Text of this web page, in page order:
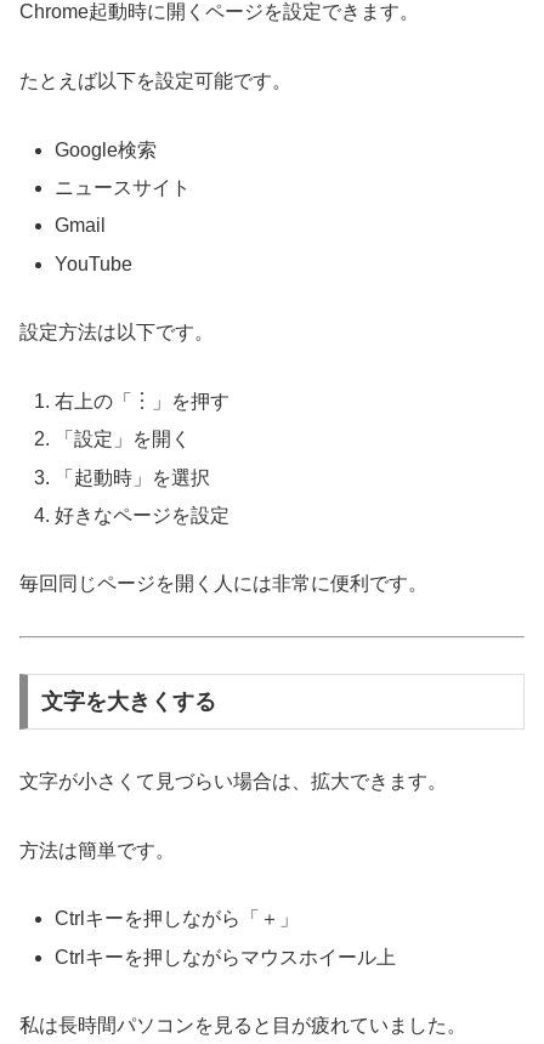
Chrome起動時に開くページを設定できます。
たとえば以下を設定可能です。
Google検索
ニュースサイト
Gmail
YouTube
設定方法は以下です。
右上の「︙」を押す
「設定」を開く
「起動時」を選択
好きなページを設定
毎回同じページを開く人には非常に便利です。
文字を大きくする
文字が小さくて見づらい場合は、拡大できます。
方法は簡単です。
Ctrlキーを押しながら「＋」
Ctrlキーを押しながらマウスホイール上
私は長時間パソコンを見ると目が疲れていました。